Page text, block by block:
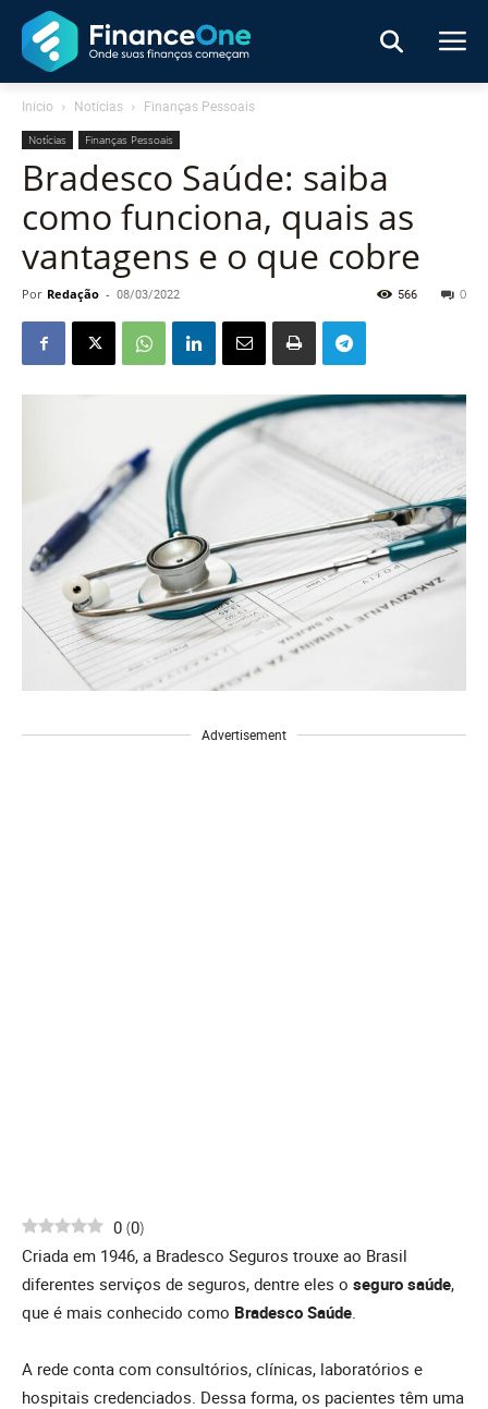
Início Notícias Finanças Pessoais
Notícias Finanças Pessoais
Bradesco Saúde: saiba
como funciona, quais as
vantagens e o que cobre
Por Redação - 08/03/2022 0
566
Advertisement
0 (0)
Criada em 1946, a Bradesco Seguros trouxe ao Brasil
diferentes serviços de seguros, dentre eles o seguro saúde,
que é mais conhecido como Bradesco Saúde
A rede conta com consultórios, clínicas, laboratórios e
hospitais credenciados. Dessa forma, os pacientes têm uma